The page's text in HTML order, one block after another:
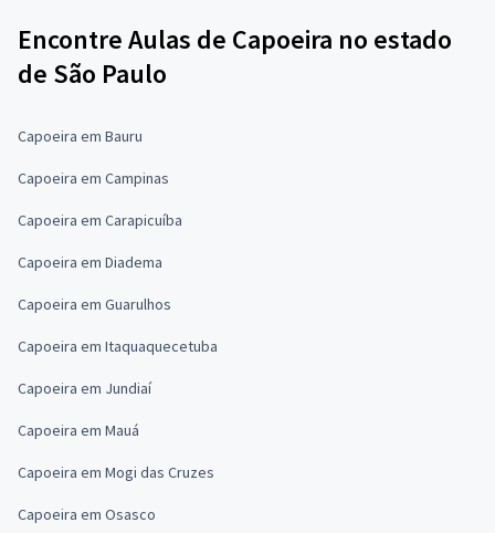
Encontre Aulas de Capoeira no estado
de São Paulo
Capoeira em Bauru
Capoeira em Campinas
Capoeira em Carapicuíba
Capoeira em Diadema
Capoeira em Guarulhos
Capoeira em Itaquaquecetuba
Capoeira em Jundiaí
Capoeira em Mauá
Capoeira em Mogi das Cruzes
Capoeira em Osasco